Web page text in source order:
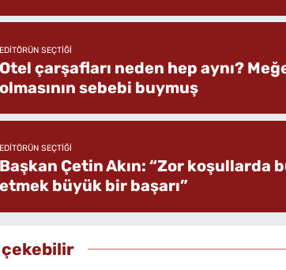
EDITÖRÜN SEÇTIĞI
Otel çarşafları neden hep aynı?
olmasının sebebi buymuş
EDITÖRÜN SEÇTIĞI
Başkan Çetin Akın: “Zor koşullarda
etmek büyük bir başarı”